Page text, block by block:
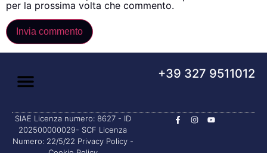
per la prossima volta che commento.
+39 327 9511012
SIAE Licenza numero: 8627 - ID
202500000029- SCF Licenza
Numero: 22/5/22 Privacy Policy-